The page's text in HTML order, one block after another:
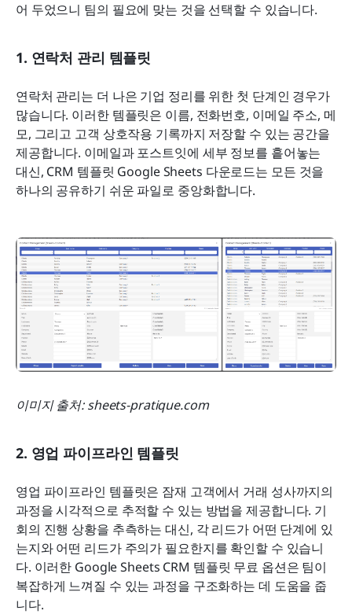
어 두었으니 팀의 필요에 맞는 것을 선택할 수 있습니다.
1. 연락처 관리 템플릿
연락처 관리는 더 나은 기업 정리를 위한 첫 단계인 경우가
많습니다. 이러한 템플릿은 이름, 전화번호, 이메일 주소, 메
모, 그리고 고객 상호작용 기록까지 저장할 수 있는 공간을
제공합니다. 이메일과 포스트잇에 세부 정보를 흩어놓는
대신, CRM 템플릿 Google Sheets 다운로드는 모든 것을
하나의 공유하기 쉬운 파일로 중앙화합니다.
이미지 출처: sheets-pratique.com
2. 영업 파이프라인 템플릿
영업 파이프라인 템플릿은 잠재 고객에서 거래 성사까지의
과정을 시각적으로 추적할 수 있는 방법을 제공합니다. 기
회의 진행 상황을 추측하는 대신, 각 리드가 어떤 단계에 있
는지와 어떤 리드가 주의가 필요한지를 확인할 수 있습니
다. 이러한 Google Sheets CRM 템플릿 무료 옵션은 팀이
복잡하게 느껴질 수 있는 과정을 구조화하는 데 도움을 줍
니다.